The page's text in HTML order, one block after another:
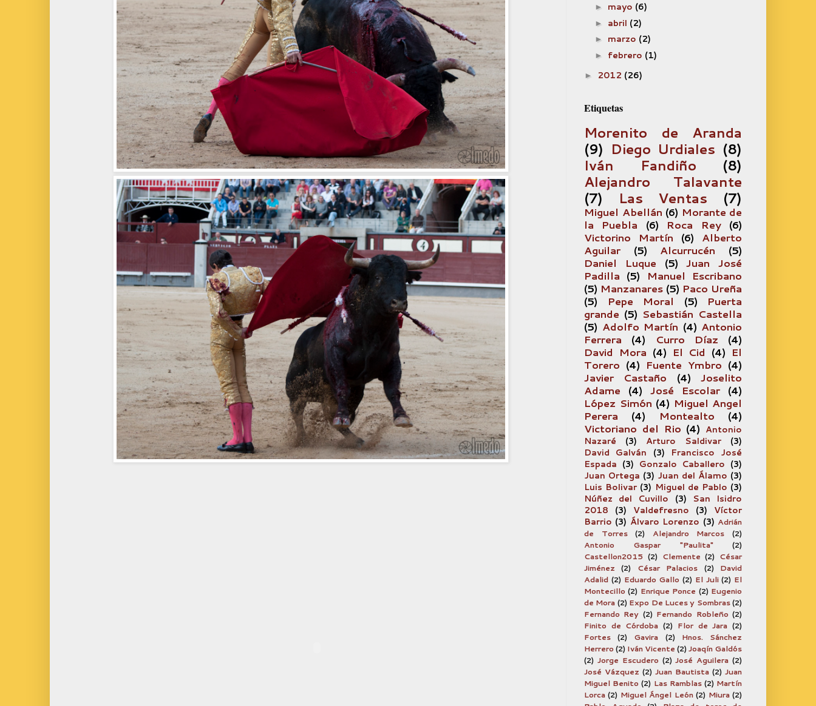
► mayo (6)
► abril (2)
► marzo (2)
► febrero (1)
► 2012 (26)
Etiquetas
Morenito de Aranda
(9) Diego Urdiales (8)
Iván Fandiño
(8)
Alejandro Talavante
(7)
Las Ventas (7)
Miguel Abellán (6) Morante de
la Puebla
(6) Roca Rey
(6)
Victorino Martín
(6)
Alberto
Aguilar
(5) Alcurrucén
(5)
Daniel Luque
(5)
Juan José
Padilla (5)
Manuel Escribano
(5) Manzanares (5) Paco Ureña
(5)
Pepe Moral (5)
Puerta
grande (5) Sebastián Castella
(5) Adolfo Martín (4) Antonio
Ferrera
(4) Curro Díaz
(4)
David Mora (4) El Cid (4) El
Torero (4) Fuente Ymbro (4)
Javier Castaño
(4)
Joselito
Adame
(4) José Escolar
(4)
López Simón (4) Miguel Angel
Perera
(4) Montealto
(4)
Victoriano del Rio (4) Antonio
Nazaré
(3) Arturo Saldivar
(3)
David Galván
(3)
Francisco José
Espada (3) Gonzalo Caballero (3)
Juan Ortega (3) Juan del Álamo (3)
Luis Bolivar (3) Miguel de Pablo (3)
Núñez del Cuvillo
(3)
San Isidro
2018
(3) Valdefresno (3)
Víctor
Barrio (3) Álvaro Lorenzo (3) Adrián
de Torres
(2) Alejandro Marcos
(2)
Antonio Gaspar "Paulita"
(2)
Castellon2015 (2) Clemente (2) César
Jiménez
(2) César Palacios (2)
David
Adalid (2) Eduardo Gallo (2) El Juli (2) El
Montecillo (2) Enrique Ponce (2) Eugenio
de Mora (2) Expo De Luces y Sombras(2)
Fernando Rey (2) Fernando Robleño (2)
Finito de Córdoba (2) Flor de Jara (2)
Fortes
(2) Gavira (2)
Hnos. Sánchez
Herrero (2) Iván Vicente (2)Joaqín Galdós
(2) Jorge Escudero (2) José Aguilera (2)
José Vázquez (2) Juan Bautista (2) Juan
Miguel Benito (2) Las Ramblas (2) Martín
Lorca (2) Miguel Ángel León (2) Miura (2)